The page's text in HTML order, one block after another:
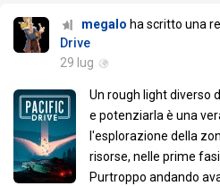
megalo ha scritto una
Drive
29 lug
Un rough light diverso
e potenziarla è una
l'esplorazione della
risorse, nelle prime
Purtroppo andando